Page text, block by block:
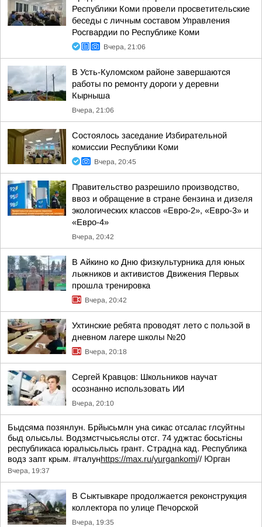
Республики Коми провели просветительские
беседы с личным составом Управления
Росгвардии по Республике Коми
Вчера, 21:06
В Усть-Куломском районе завершаются
работы по ремонту дороги у деревни
Кырныша
Вчера, 21:06
Состоялось заседание Избирательной
комиссии Республики Коми
Вчера, 20:45
Правительство разрешило производство,
ввоз и обращение в стране бензина и дизеля
экологических классов «Евро-2», «Евро-3» и
«Евро-4»
Вчера, 20:42
В Айкино ко Дню физкультурника для юных
лыжников и активистов Движения Первых
прошла тренировка
Вчера, 20:42
Ухтинские ребята проводят лето с пользой в
дневном лагере школы №20
Вчера, 20:18
Сергей Кравцов: Школьников научат
осознанно использовать ИИ
Вчера, 20:10
Быдсяма позянлун. Брйысьмлн уна сикас отсалас глсуйтны
быд олысьлы. Водзмстчысьяслы отсг. 74 уджтас босьтiсны
республикаса юралысьлысь грант. Страдна кад. Республика
водз запт крым. #талунhttps://max.ru/yurgankomi// Юрган
Вчера, 19:37
В Сыктывкаре продолжается реконструкция
коллектора по улице Печорской
Вчера, 19:35